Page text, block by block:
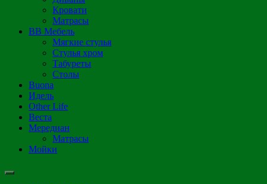
Кровати
Матрасы
ВВ Мебель
Мягкие стулья
Стулья хром
Табуреты
Столы
Buona
Идель
Other Life
Веста
Мередиан
Матрасы
Мойки